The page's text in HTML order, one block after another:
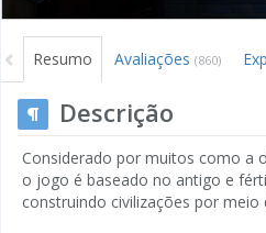
Resumo Avaliações (860)
CréditosDescrição
Considerado por muitos como a
o jogo é baseado no antigo e
construindo civilizações por meio